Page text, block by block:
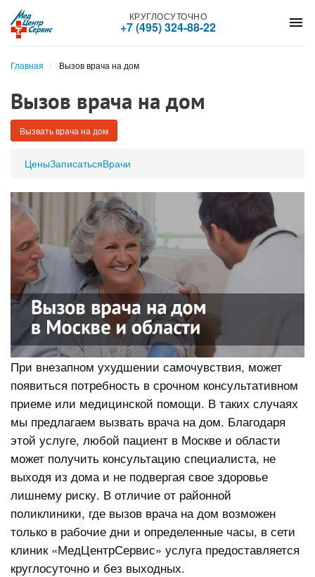
menu
КРУГЛОСУТОЧНО
+7 (495) 324-88-22
Главная Вызов врача на дом
Вызов врача на дом
Вызвать врача на дом
ЦеныЗаписатьсяВрачи
При внезапном ухудшении самочувствия, может
появиться потребность в срочном консультативном
приеме или медицинской помощи. В таких случаях
мы предлагаем вызвать врача на дом. Благодаря
этой услуге, любой пациент в Москве и области
может получить консультацию специалиста, не
выходя из дома и не подвергая свое здоровье
лишнему риску. В отличие от районной
поликлиники, где вызов врача на дом возможен
только в рабочие дни и определенные часы, в сети
клиник «МедЦентрСервис» услуга предоставляется
круглосуточно и без выходных.